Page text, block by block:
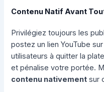
Contenu Natif Avant
Privilégiez toujours les
postez un lien YouTube
utilisateurs à quitter la
et pénalise votre portée.
contenu nativement sur